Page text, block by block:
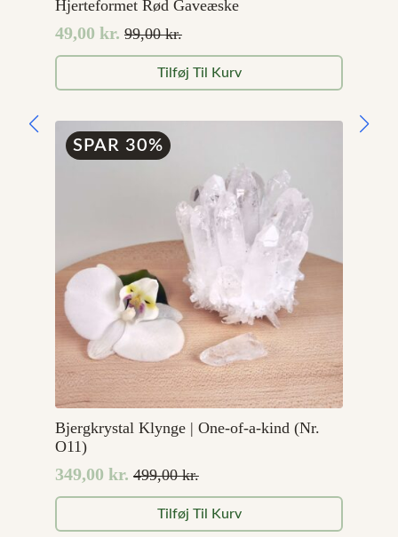
Hjerteformet Rød Gaveæske
99,00kr.
Den
oprindelige
pris
99,00 kr..
49,00 kr.
Den
aktuelle
pris
49,00 kr..
Tilføj Til Kurv
SPAR 30%
Bjergkrystal Klynge | One-of-a-kind (Nr.
O11)
499,00kr.
Den
oprindelige
pris
349,00 kr.
Den
aktuelle
pris
Tilføj Til Kurv